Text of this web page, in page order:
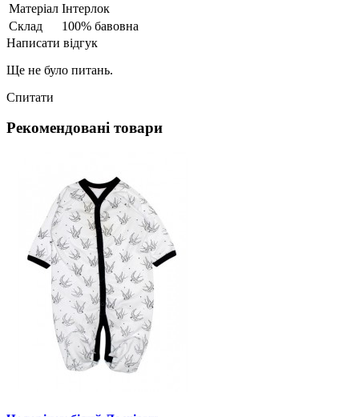
Матеріал Інтерлок
Склад
100% бавовна
Написати відгук
Ще не було питань.
Спитати
Рекомендовані товари